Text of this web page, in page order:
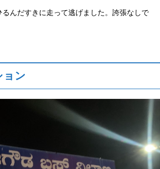
んだすきに走って逃げました。誇張なしで
ョン